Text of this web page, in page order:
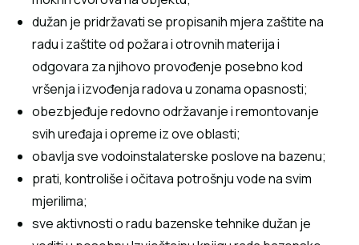
dužan je pridržavati se propisanih mjera zaštite na
radu i zaštite od požara i otrovnih materija i
odgovara za njihovo provođenje posebno kod
vršenja i izvođenja radova u zonama opasnosti;
obezbjeđuje redovno održavanje i remontovanje
svih uređaja i opreme iz ove oblasti;
obavlja sve vodoinstalaterske poslove na bazenu;
prati, kontroliše i očitava potrošnju vode na svim
mjerilima;
sve aktivnosti o radu bazenske tehnike dužan je